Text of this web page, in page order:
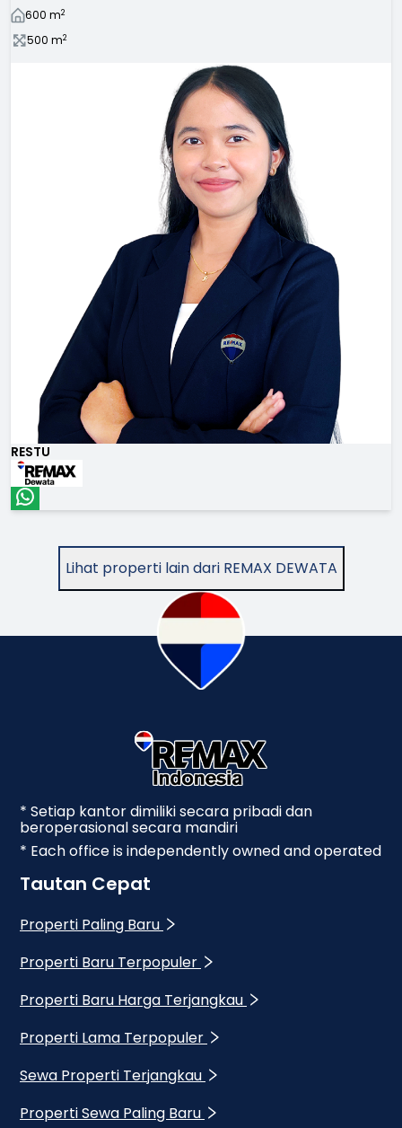
600 m2
500 m2
RESTU
Lihat properti lain dari REMAX DEWATA
* Setiap kantor dimiliki secara pribadi dan
beroperasional secara mandiri
* Each office is independently owned and operated
Tautan Cepat
Properti Paling Baru
Properti Baru Terpopuler
Properti Baru Harga Terjangkau
Properti Lama Terpopuler
Sewa Properti Terjangkau
Properti Sewa Paling Baru